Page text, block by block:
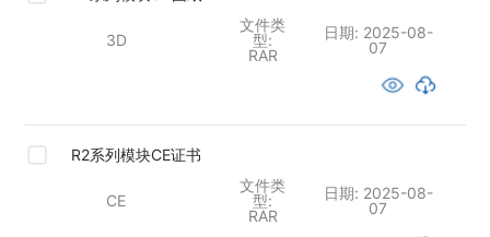
3D
文件类
型:
RAR
日期: 2025-08-
07
R2系列模块CE证书
CE
文件类
型:
RAR
日期: 2025-08-
07